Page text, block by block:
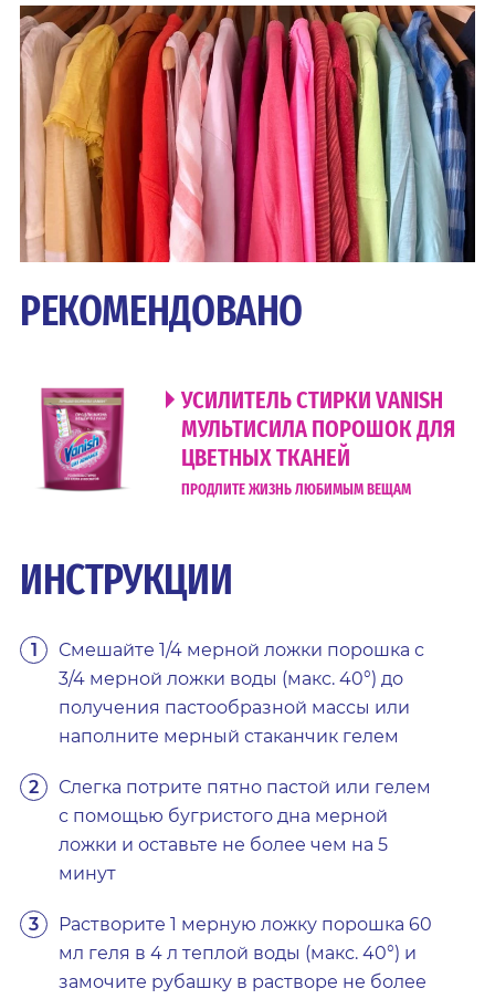
РЕКОМЕНДОВАНО
УСИЛИТЕЛЬ СТИРКИ VANISH
МУЛЬТИСИЛА ПОРОШОК ДЛЯ
ЦВЕТНЫХ ТКАНЕЙ
ПРОДЛИТЕ ЖИЗНЬ ЛЮБИМЫМ ВЕЩАМ
ИНСТРУКЦИИ
Смешайте 1/4 мерной ложки порошка с
3/4 мерной ложки воды (макс. 40°) до
получения пастообразной массы или
наполните мерный стаканчик гелем
Слегка потрите пятно пастой или гелем
с помощью бугристого дна мерной
ложки и оставьте не более чем на 5
минут
Растворите 1 мерную ложку порошка 60
мл геля в 4 л теплой воды (макс. 40°) и
замочите рубашку в растворе не более